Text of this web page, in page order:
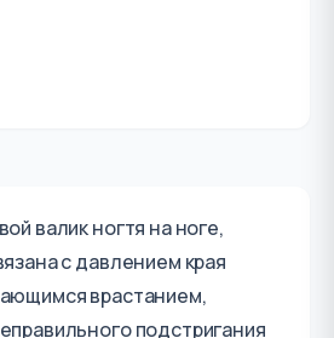
валик ногтя на ноге,
с давлением края
врастанием,
подстригания